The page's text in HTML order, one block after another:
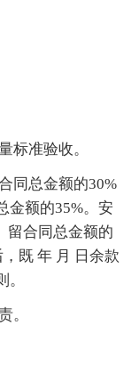
标准验收。
同总金额的30%
金额的35%。安
留合同总金额的
既 年 月 日余款
。